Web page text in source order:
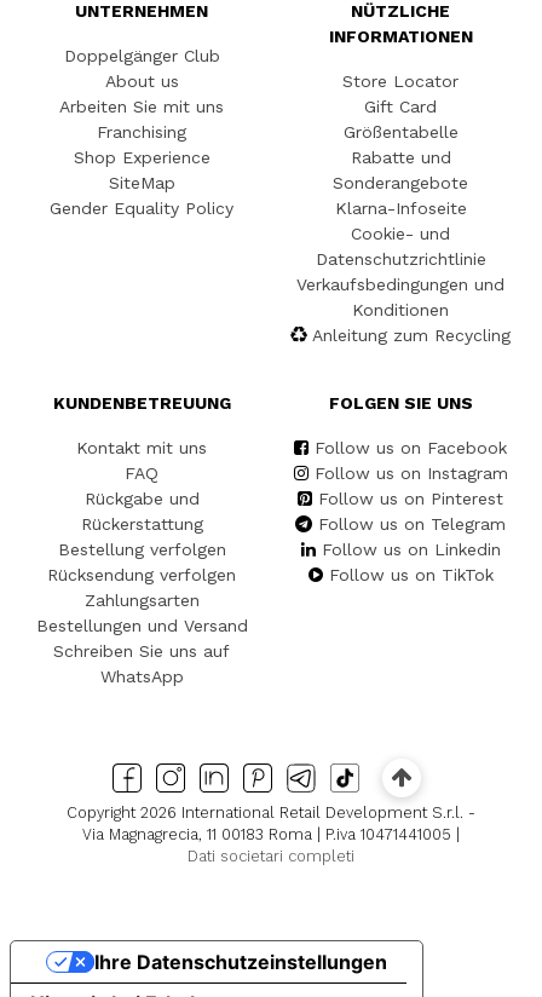
UNTERNEHMEN
Doppelgänger Club
About us
Arbeiten Sie mit uns
Franchising
Shop Experience
SiteMap
Gender Equality Policy
NÜTZLICHE
INFORMATIONEN
Store Locator
Gift Card
Größentabelle
Rabatte und
Sonderangebote
Klarna-Infoseite
Cookie- und
Datenschutzrichtlinie
Verkaufsbedingungen und
Konditionen
Anleitung zum Recycling
KUNDENBETREUUNG
Kontakt mit uns
FAQ
Rückgabe und
Rückerstattung
Bestellung verfolgen
Rücksendung verfolgen
Zahlungsarten
Bestellungen und Versand
Schreiben Sie uns auf
WhatsApp
FOLGEN SIE UNS
Follow us on Facebook
Follow us on Instagram
Follow us on Pinterest
Follow us on Telegram
Follow us on Linkedin
Follow us on TikTok
Copyright 2026 International Retail Development S.r.l. -
Via Magnagrecia, 11 00183 Roma | P.iva 10471441005 |
Dati societari completi
Ihre Datenschutzeinstellungen